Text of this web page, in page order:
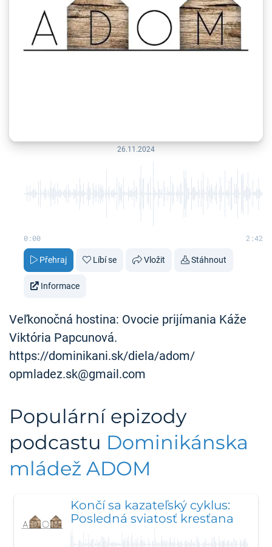
26.11.2024
0:00 2:42
Přehraj Líbí se Vložit Stáhnout
Informace
Veľkonočná hostina: Ovocie prijímania Káže
Viktória Papcunová.
https://dominikani.sk/diela/adom/
opmladez.sk@gmail.com
Populární epizody
podcastu Dominikánska
mládež ADOM
Končí sa kazateľský cyklus:
Posledná sviatosť kresťana